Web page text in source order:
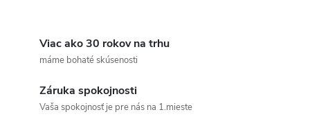
Viac ako 30 rokov na trhu
máme bohaté skúsenosti
Záruka spokojnosti
Vaša spokojnosť je pre nás na 1.mieste